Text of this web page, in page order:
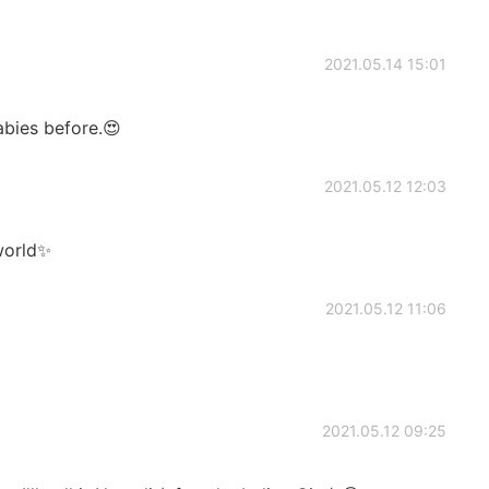
2021.05.14 15:01
before.😍
2021.05.12 12:03
2021.05.12 11:06
2021.05.12 09:25